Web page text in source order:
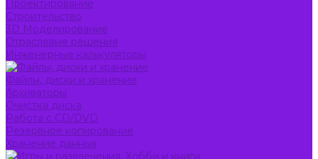
Проектирование
Строительство
3D Моделирование
Отраслевые решения
Инженерные калькуляторы
Файлы, диски и хранение
Архиваторы
Очистка диска
Работа с CD/DVD
Резервное копирование
Хранение данных